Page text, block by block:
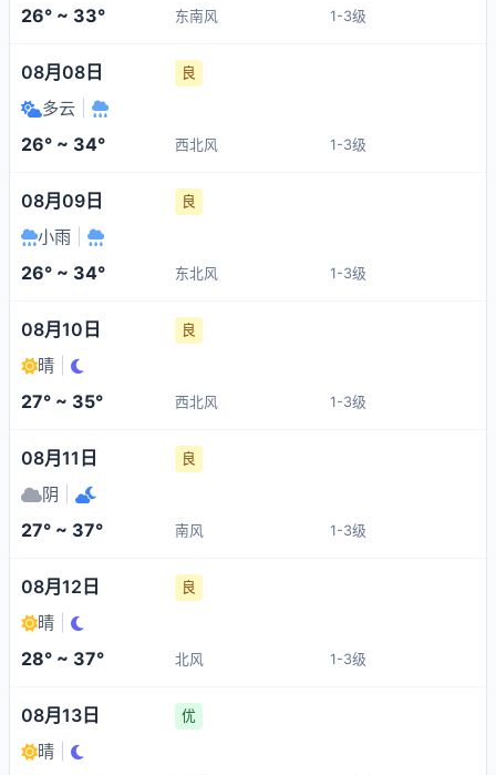
26° ~ 33° 东南风 1-3级
08月08日 良
多云
26° ~ 34° 西北风 1-3级
08月09日 良
小雨
26° ~ 34° 东北风 1-3级
08月10日 良
晴
27° ~ 35° 西北风 1-3级
08月11日 良
阴
27° ~ 37° 南风 1-3级
08月12日 良
晴
28° ~ 37° 北风 1-3级
08月13日 优
晴